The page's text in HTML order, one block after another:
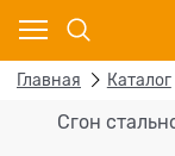
Главная Каталог
Сгон